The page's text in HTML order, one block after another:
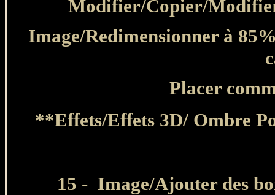
Modifier/Copier/
Image/Redimensionner à
Placer
**Effets/Effets 3D/ Ombre
15 - Image/Ajouter des